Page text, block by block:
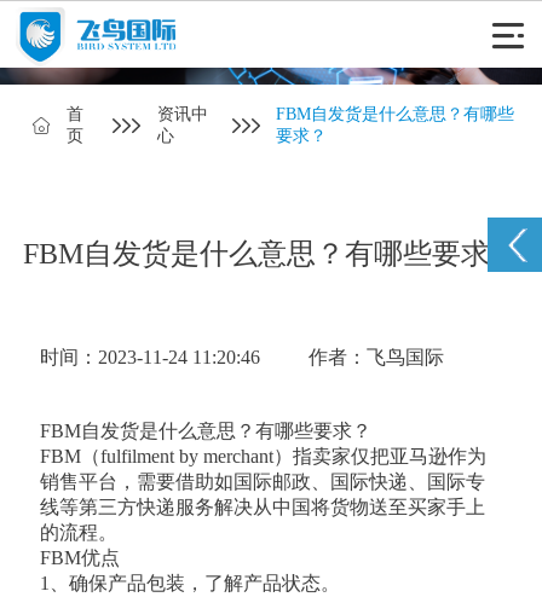
首
页
资讯中
心
FBM自发货是什么意思？有哪些
要求？
FBM自发货是什么意思？有哪些要求？
时间：2023-11-24 11:20:46 作者：飞鸟国际
FBM自发货是什么意思？有哪些要求？
FBM（fulfilment by merchant）指卖家仅把亚马逊作为
销售平台，需要借助如国际邮政、国际快递、国际专
线等第三方快递服务解决从中国将货物送至买家手上
的流程。
FBM优点
1、确保产品包装，了解产品状态。